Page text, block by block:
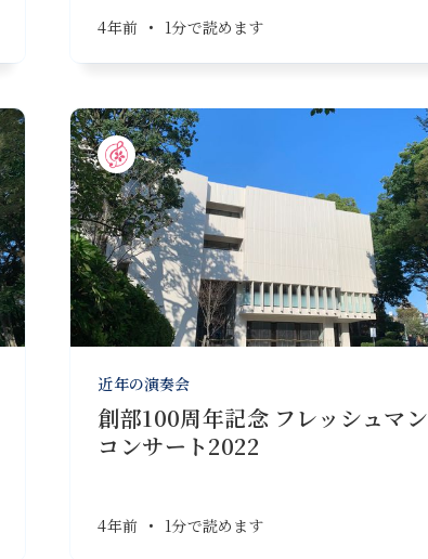
4年前 • 1分で読めます
近年の演奏会
創部100周年記念 フレッシュマン
コンサート2022
4年前 • 1分で読めます